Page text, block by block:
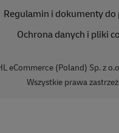
Regulamin i dokumenty do
Ochrona danych i pliki
eCommerce (Poland) Sp. z
Wszystkie prawa